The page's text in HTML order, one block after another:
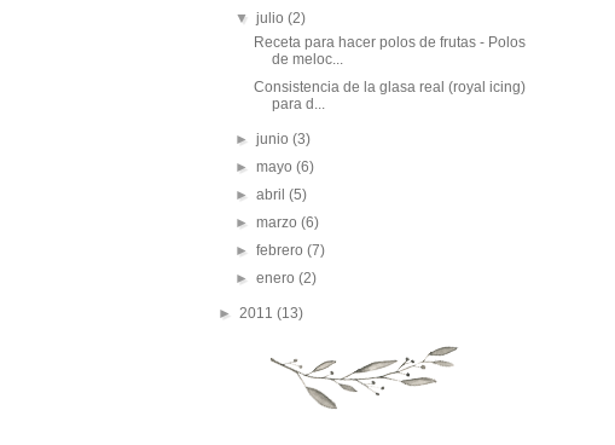
▼julio(2)
Receta para hacer polos de frutas - Polos
de meloc...
Consistencia de la glasa real (royal icing)
para d...
►junio(3)
►mayo(6)
►abril(5)
►marzo(6)
►febrero(7)
►enero(2)
► 2011 (13)